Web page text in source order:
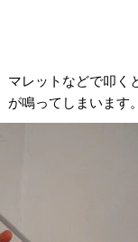
レットなどで叩くと
鳴ってしまいます。